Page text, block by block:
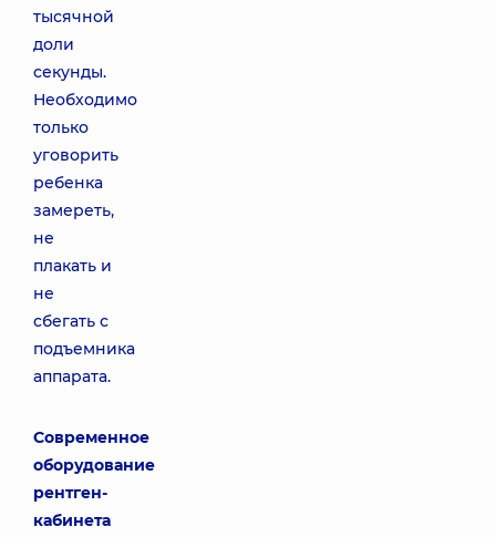
тысячной
доли
секунды.
Необходимо
только
уговорить
ребенка
замереть,
не
плакать и
не
сбегать с
подъемника
аппарата.
Современное
оборудование
рентген-
кабинета